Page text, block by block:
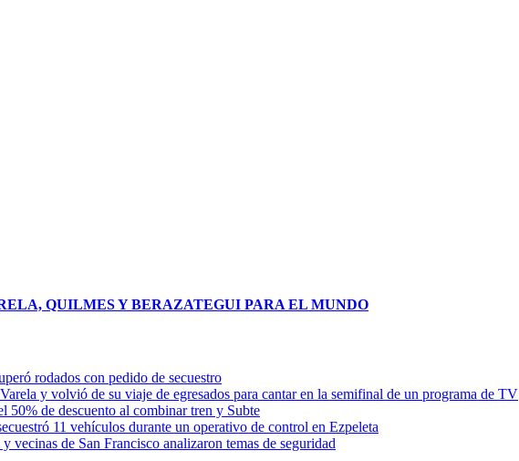
rodados con pedido de secuestro
y volvió de su viaje de egresados para cantar en la semifinal de un programa de TV
50% de descuento al combinar tren y Subte
11 vehículos durante un operativo de control en Ezpeleta
vecinas de San Francisco analizaron temas de seguridad